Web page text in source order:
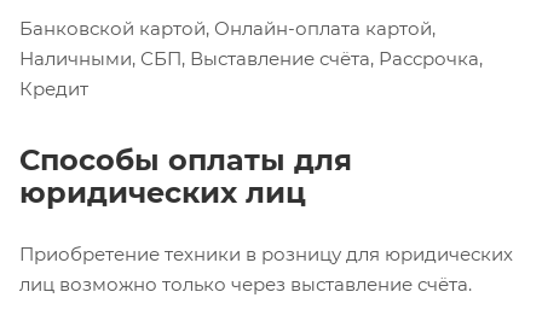
Банковской картой, Онлайн-оплата картой,
Наличными, СБП, Выставление счёта, Рассрочка,
Кредит
Способы оплаты для
юридических лиц
Приобретение техники в розницу для юридических
лиц возможно только через выставление счёта.